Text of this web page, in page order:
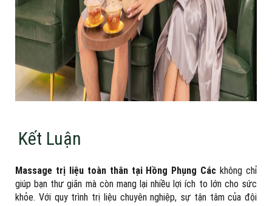
Kết Luận
Massage trị liệu toàn thân tại Hồng Phụng Các không chỉ
giúp bạn thư giãn mà còn mang lại nhiều lợi ích to lớn cho sức
khỏe. Với quy trình trị liệu chuyên nghiệp, sự tận tâm của đội